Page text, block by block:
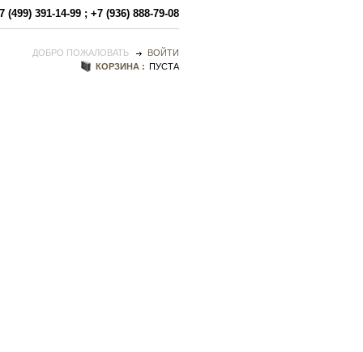
(499) 391-14-99 ; +7 (936) 888-79-08
ДОБРО ПОЖАЛОВАТЬ
ВОЙТИ
КОРЗИНА :
ПУСТА